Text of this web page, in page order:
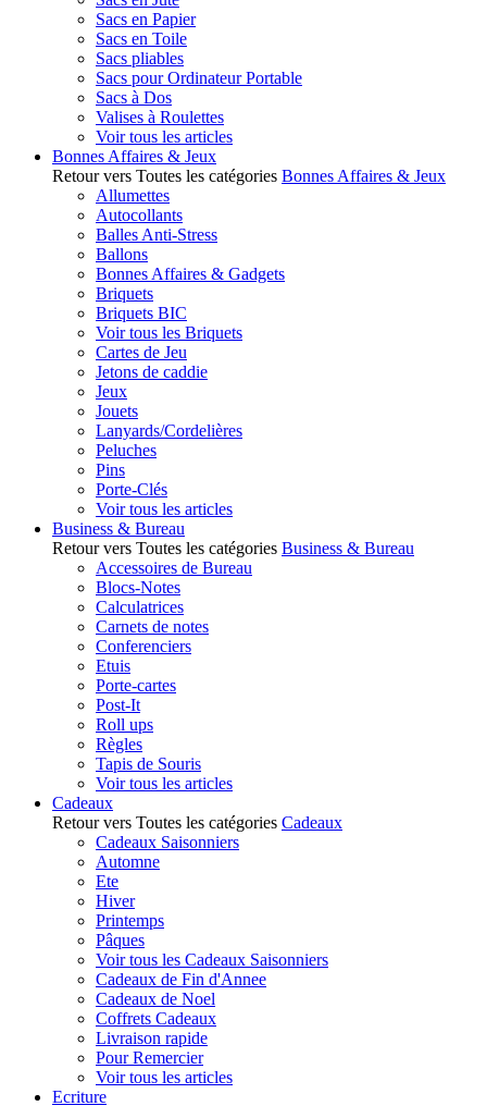
Sacs en Papier
Sacs en Toile
Sacs pliables
Sacs pour Ordinateur Portable
Sacs à Dos
Valises à Roulettes
Voir tous les articles
Bonnes Affaires & Jeux
Retour vers Toutes les catégories Bonnes Affaires & Jeux
Allumettes
Autocollants
Balles Anti-Stress
Ballons
Bonnes Affaires & Gadgets
Briquets
Briquets BIC
Voir tous les Briquets
Cartes de Jeu
Jetons de caddie
Jeux
Jouets
Lanyards/Cordelières
Peluches
Pins
Porte-Clés
Voir tous les articles
Business & Bureau
Retour vers Toutes les catégories Business & Bureau
Accessoires de Bureau
Blocs-Notes
Calculatrices
Carnets de notes
Conferenciers
Etuis
Porte-cartes
Post-It
Roll ups
Règles
Tapis de Souris
Voir tous les articles
Cadeaux
Retour vers Toutes les catégories Cadeaux
Cadeaux Saisonniers
Automne
Ete
Hiver
Printemps
Pâques
Voir tous les Cadeaux Saisonniers
Cadeaux de Fin d'Annee
Cadeaux de Noel
Coffrets Cadeaux
Livraison rapide
Pour Remercier
Voir tous les articles
Ecriture